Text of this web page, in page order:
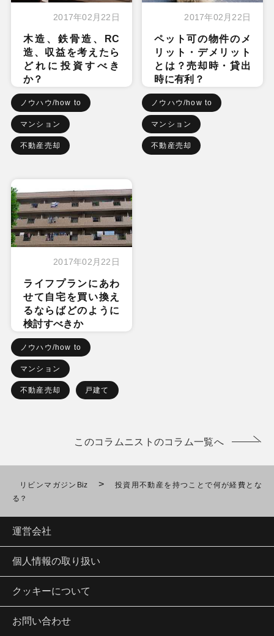
2017年02月22日
木造、鉄骨造、RC
造、収益を考えたら
どれに投資すべき
か？
ノウハウ/how to
マンション
不動産売却
2017年02月22日
ペット可の物件のメ
リット・デメリット
とは？売却時・貸出
時に有利？
ノウハウ/how to
マンション
不動産売却
2017年02月22日
ライフプランにあわ
せて自宅を買い換え
るならばどのように
検討すべきか
ノウハウ/how to
マンション
不動産売却 戸建て
このコラムニストのコラム一覧へ
リビンマガジンBiz >
投資用不動産を持つことで何が経費とな
る？
運営会社
個人情報の取り扱い
クッキーについて
お問い合わせ